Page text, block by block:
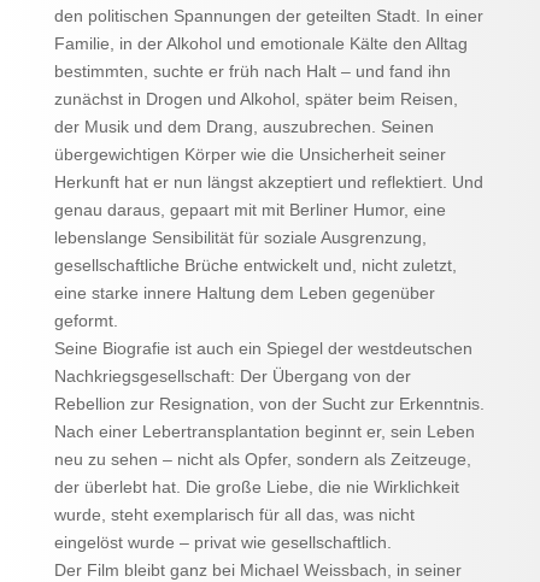
den politischen Spannungen der geteilten Stadt. In einer
Familie, in der Alkohol und emotionale Kälte den Alltag
bestimmten, suchte er früh nach Halt – und fand ihn
zunächst in Drogen und Alkohol, später beim Reisen,
der Musik und dem Drang, auszubrechen. Seinen
übergewichtigen Körper wie die Unsicherheit seiner
Herkunft hat er nun längst akzeptiert und reflektiert. Und
genau daraus, gepaart mit mit Berliner Humor, eine
lebenslange Sensibilität für soziale Ausgrenzung,
gesellschaftliche Brüche entwickelt und, nicht zuletzt,
eine starke innere Haltung dem Leben gegenüber
geformt.
Seine Biografie ist auch ein Spiegel der westdeutschen
Nachkriegsgesellschaft: Der Übergang von der
Rebellion zur Resignation, von der Sucht zur Erkenntnis.
Nach einer Lebertransplantation beginnt er, sein Leben
neu zu sehen – nicht als Opfer, sondern als Zeitzeuge,
der überlebt hat. Die große Liebe, die nie Wirklichkeit
wurde, steht exemplarisch für all das, was nicht
eingelöst wurde – privat wie gesellschaftlich.
Der Film bleibt ganz bei Michael Weissbach, in seiner